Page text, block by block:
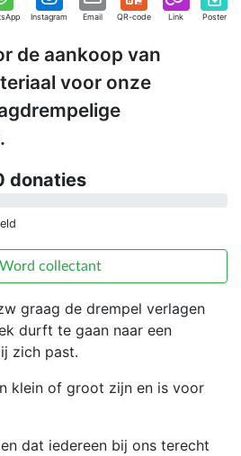
Instagram Email QR-code Link Poster
de aankoop van
voor onze
donaties
Word collectant
graag de drempel verlagen
durft te gaan naar een
zich past.
klein of groot zijn en is voor
dat iedereen bij ons terecht